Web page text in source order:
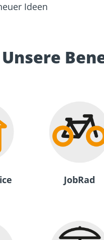
Ideen
Unsere
JobRad